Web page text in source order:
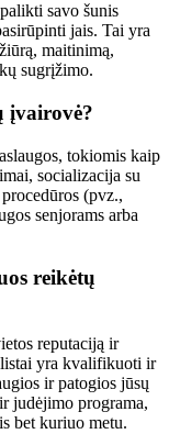
savo šunis
jais. Tai yra
maitinimą,
sugrįžimo.
įvairovė?
tokiomis kaip
socializacija su
(pvz.,
senjorams arba
reikėtų
reputaciją ir
yra kvalifikuoti ir
ir patogios jūsų
judėjimo programa,
bet kuriuo metu.